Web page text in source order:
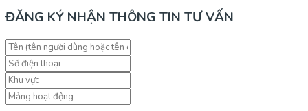
ĐĂNG KÝ NHẬN THÔNG TIN TƯ VẤN